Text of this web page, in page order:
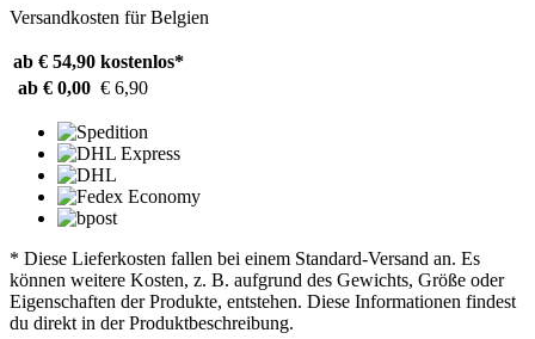
Versandkosten für Belgien
ab € 54,90 kostenlos*
ab € 0,00 € 6,90
* Diese Lieferkosten fallen bei einem Standard-Versand an. Es
können weitere Kosten, z. B. aufgrund des Gewichts, Größe oder
Eigenschaften der Produkte, entstehen. Diese Informationen findest
du direkt in der Produktbeschreibung.